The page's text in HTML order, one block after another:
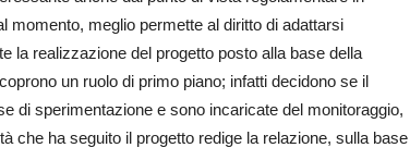
momento, meglio permette al diritto di adattarsi
la realizzazione del progetto posto alla base della
un ruolo di primo piano; infatti decidono se il
di sperimentazione e sono incaricate del monitoraggio,
che ha seguito il progetto redige la relazione, sulla base